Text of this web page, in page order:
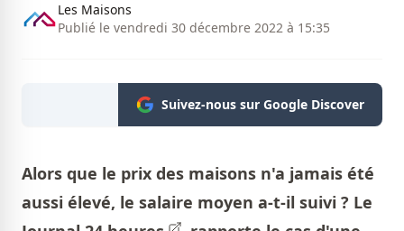
Les Maisons
Publié le vendredi 30 décembre 2022 à 15:35
Suivez-nous sur Google Discover
Alors que le prix des maisons n'a jamais été
aussi élevé, le salaire moyen a-t-il suivi ? Le